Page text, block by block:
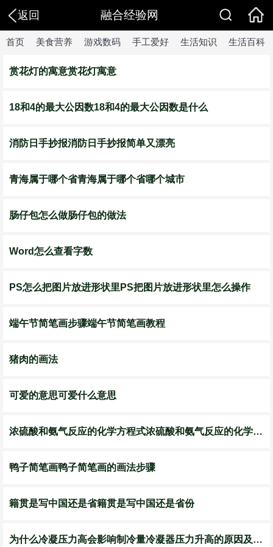
返回 融合经验网
首页 美食营养 游戏数码 手工爱好 生活知识 生活百科
赏花灯的寓意赏花灯寓意
18和4的最大公因数18和4的最大公因数是什么
消防日手抄报消防日手抄报简单又漂亮
青海属于哪个省青海属于哪个省哪个城市
肠仔包怎么做肠仔包的做法
Word怎么查看字数
PS怎么把图片放进形状里PS把图片放进形状里怎么操作
端午节简笔画步骤端午节简笔画教程
猪肉的画法
可爱的意思可爱什么意思
浓硫酸和氨气反应的化学方程式浓硫酸和氨气反应的化学方程式是什么
鸭子简笔画鸭子简笔画的画法步骤
籍贯是写中国还是省籍贯是写中国还是省份
为什么冷凝压力高会影响制冷量冷凝器压力升高的原因及解决方法